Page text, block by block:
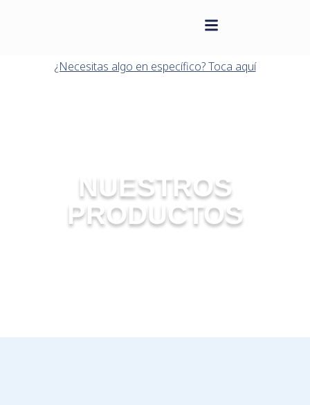
¿Necesitas algo en específico? Toca aquí
NUESTROS
PRODUCTOS